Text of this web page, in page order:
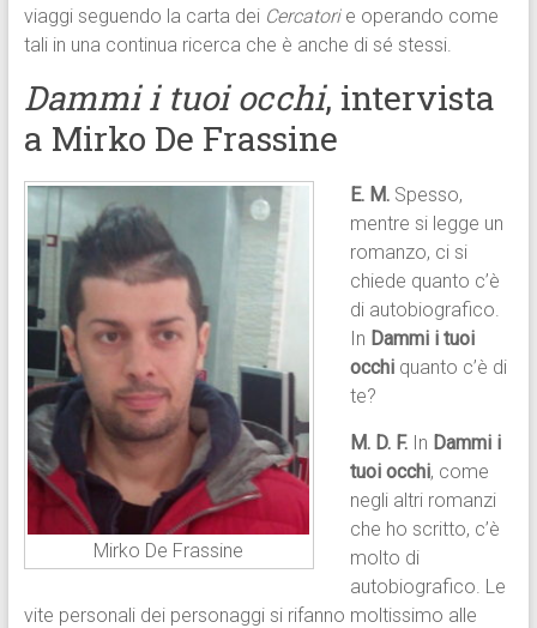
viaggi seguendo la carta dei Cercatorie operando come
tali in una continua ricerca che è anche di sé stessi.
Dammi i tuoi occhi, intervista
a Mirko De Frassine
Mirko De Frassine
E. M.Spesso,
mentre si legge un
romanzo, ci si
chiede quanto c’è
di autobiografico.
In Dammi i tuoi
occhiquanto c’è di
te?
M. D. F. In Dammi i
tuoi occhi, come
negli altri romanzi
che ho scritto, c’è
molto di
autobiografico. Le
vite personali dei personaggi si rifanno moltissimo alle